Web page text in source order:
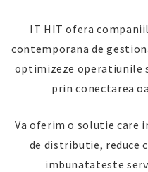
IT HIT ofera
contemporana de
optimizeze operatiunile
prin conectarea
Va oferim o solutie care
de distributie, reduce
imbunatateste